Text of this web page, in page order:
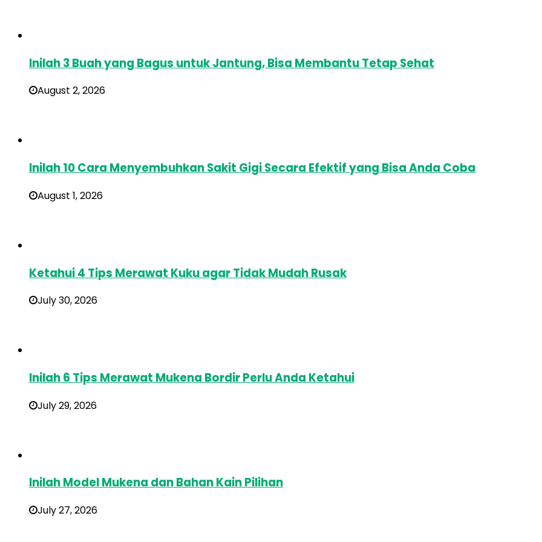
Inilah 3 Buah yang Bagus untuk Jantung, Bisa Membantu Tetap Sehat
August 2, 2026
Inilah 10 Cara Menyembuhkan Sakit Gigi Secara Efektif yang Bisa Anda Coba
August 1, 2026
Ketahui 4 Tips Merawat Kuku agar Tidak Mudah Rusak
July 30, 2026
Inilah 6 Tips Merawat Mukena Bordir Perlu Anda Ketahui
July 29, 2026
Inilah Model Mukena dan Bahan Kain Pilihan
July 27, 2026